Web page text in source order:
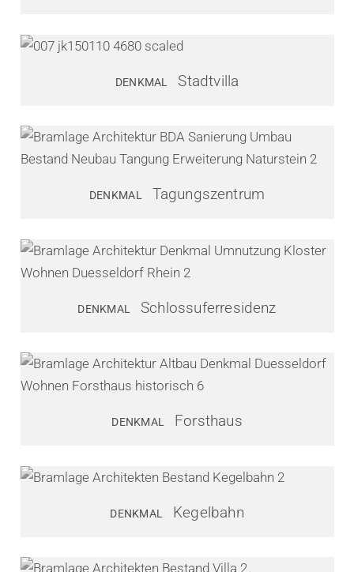
DENKMAL Stadtvilla
DENKMAL Tagungszentrum
DENKMAL Schlossuferresidenz
DENKMAL Forsthaus
DENKMAL Kegelbahn